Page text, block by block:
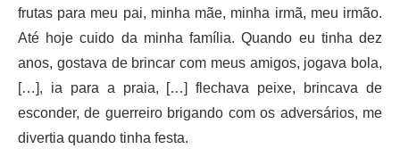
frutas para meu pai, minha mãe, minha irmã, meu irmão.
Até hoje cuido da minha família. Quando eu tinha dez
anos, gostava de brincar com meus amigos, jogava bola,
[…], ia para a praia, […] flechava peixe, brincava de
esconder, de guerreiro brigando com os adversários, me
divertia quando tinha festa.